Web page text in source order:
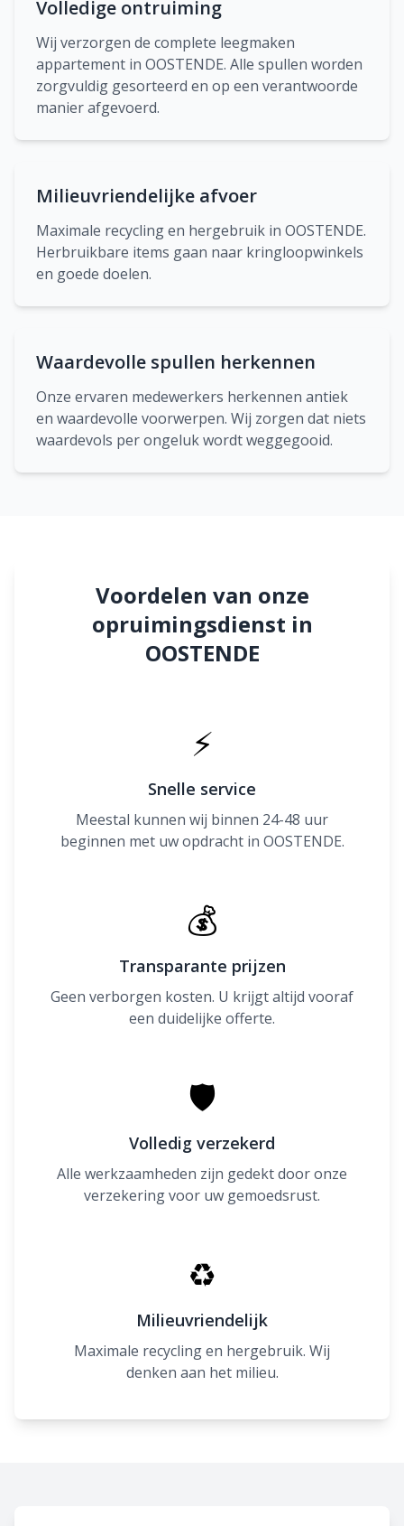
Volledige ontruiming
Wij verzorgen de complete leegmaken
appartement in OOSTENDE. Alle spullen worden
zorgvuldig gesorteerd en op een verantwoorde
manier afgevoerd.
Milieuvriendelijke afvoer
Maximale recycling en hergebruik in OOSTENDE.
Herbruikbare items gaan naar kringloopwinkels
en goede doelen.
Waardevolle spullen herkennen
Onze ervaren medewerkers herkennen antiek
en waardevolle voorwerpen. Wij zorgen dat niets
waardevols per ongeluk wordt weggegooid.
Voordelen van onze
opruimingsdienst in
OOSTENDE
⚡
Snelle service
Meestal kunnen wij binnen 24-48 uur
beginnen met uw opdracht in OOSTENDE.
💰
Transparante prijzen
Geen verborgen kosten. U krijgt altijd vooraf
een duidelijke offerte.
🛡
Volledig verzekerd
Alle werkzaamheden zijn gedekt door onze
verzekering voor uw gemoedsrust.
♻
Milieuvriendelijk
Maximale recycling en hergebruik. Wij
denken aan het milieu.